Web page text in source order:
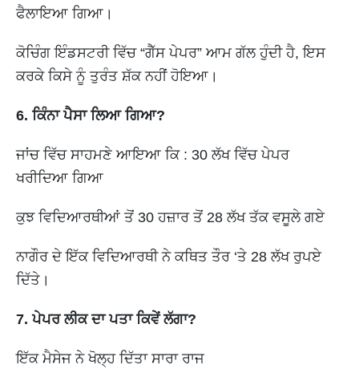
ਫੈਲਾਇਆ ਗਿਆ।
ਕੋਚਿੰਗ ਇੰਡਸਟਰੀ ਵਿੱਚ “ਗੈੱਸ ਪੇਪਰ” ਆਮ ਗੱਲ ਹੁੰਦੀ ਹੈ, ਇਸ
ਕਰਕੇ ਕਿਸੇ ਨੂੰ ਤੁਰੰਤ ਸ਼ੱਕ ਨਹੀਂ ਹੋਇਆ।
6. ਕਿੰਨਾ ਪੈਸਾ ਲਿਆ ਗਿਆ?
ਜਾਂਚ ਵਿੱਚ ਸਾਹਮਣੇ ਆਇਆ ਕਿ : 30 ਲੱਖ ਵਿੱਚ ਪੇਪਰ
ਖਰੀਦਿਆ ਗਿਆ
ਕੁਝ ਵਿਦਿਆਰਥੀਆਂ ਤੋਂ 30 ਹਜ਼ਾਰ ਤੋਂ 28 ਲੱਖ ਤੱਕ ਵਸੂਲੇ ਗਏ
ਨਾਗੌਰ ਦੇ ਇੱਕ ਵਿਦਿਆਰਥੀ ਨੇ ਕਥਿਤ ਤੌਰ ‘ਤੇ 28 ਲੱਖ ਰੁਪਏ
ਦਿੱਤੇ।
7. ਪੇਪਰ ਲੀਕ ਦਾ ਪਤਾ ਕਿਵੇਂ ਲੱਗਾ?
ਇੱਕ ਮੈਸੇਜ ਨੇ ਖੋਲ੍ਹ ਦਿੱਤਾ ਸਾਰਾ ਰਾਜ